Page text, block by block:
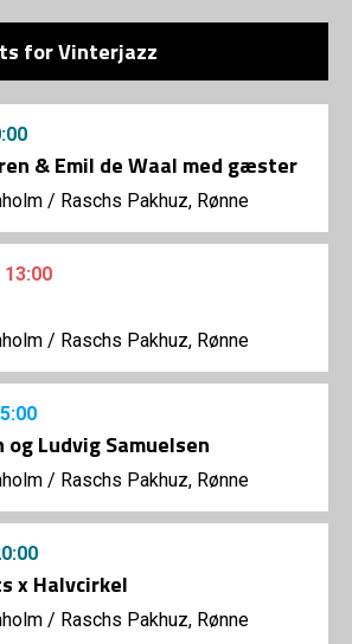
for Vinterjazz
& Emil de Waal med gæster
/ Raschs Pakhuz, Rønne
13:00
/ Raschs Pakhuz, Rønne
Ludvig Samuelsen
/ Raschs Pakhuz, Rønne
x Halvcirkel
/ Raschs Pakhuz, Rønne